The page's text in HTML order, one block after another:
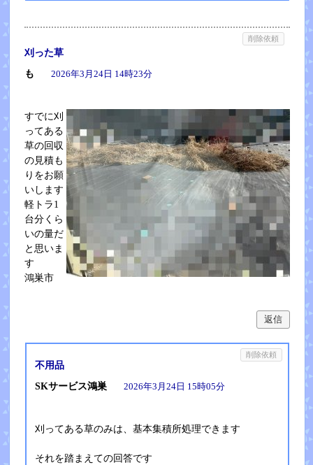
刈った草
も
2026年3月24日 14時23分
すでに刈
ってある
草の回収
の見積も
りをお願
いします
軽トラ1
台分くら
いの量だ
と思いま
す
鴻巣市
返信
削除依頼
不用品
SKサービス鴻巣
2026年3月24日 15時05分
刈ってある草のみは、基本集積所処理できます
それを踏まえての回答です
削除依頼